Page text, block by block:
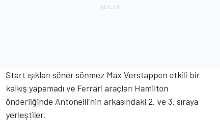
Start ışıkları söner sönmez Max Verstappen etkili bir
kalkış yapamadı ve Ferrari araçları Hamilton
önderliğinde Antonelli’nin arkasındaki 2. ve 3. sıraya
yerleştiler.